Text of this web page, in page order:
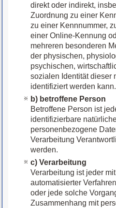
direkt oder indirekt,
Zuordnung zu einer
zu einer Kennnummer,
einer Online-Kennung
mehreren besonderen
der physischen,
psychischen,
sozialen Identität dieser
identifiziert werden kann.
b) betroffene Person
Betroffene Person ist
identifizierbare
personenbezogene
Verarbeitung
werden.
c) Verarbeitung
Verarbeitung ist jeder
automatisierter
oder jede solche
Zusammenhang mit